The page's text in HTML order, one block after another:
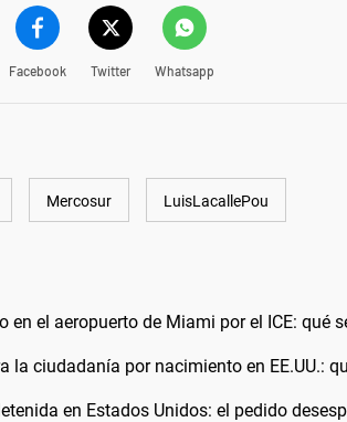
Facebook Twitter Whatsapp
Mercosur LuisLacallePou
el aeropuerto de Miami por el ICE: qué
la ciudadanía por nacimiento en EE.UU.:
en Estados Unidos: el pedido